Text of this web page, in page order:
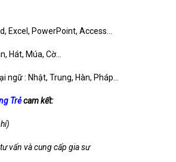
Excel, PowerPoint, Access…
Hát, Múa, Cờ…
ngữ : Nhật, Trung, Hàn, Pháp…
Trẻcam kết:
vấn và cung cấp gia sư